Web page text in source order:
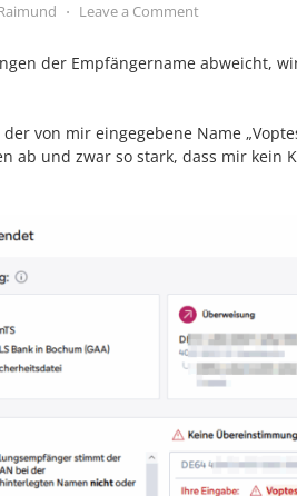
⋅ Leave a Comment
der Empfängername abweicht,
von mir eingegebene Name
ab und zwar so stark, dass mir kein